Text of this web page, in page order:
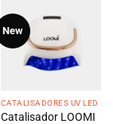
New
CATALISADORES UV LED
Catalisador LOOMI